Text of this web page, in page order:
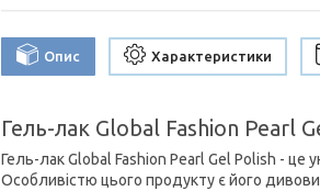
Опис Характеристики
Гель-лак Global Fashion Pearl
Гель-лак Global Fashion Pearl Gel Polish - це
Особливістю цього продукту є його